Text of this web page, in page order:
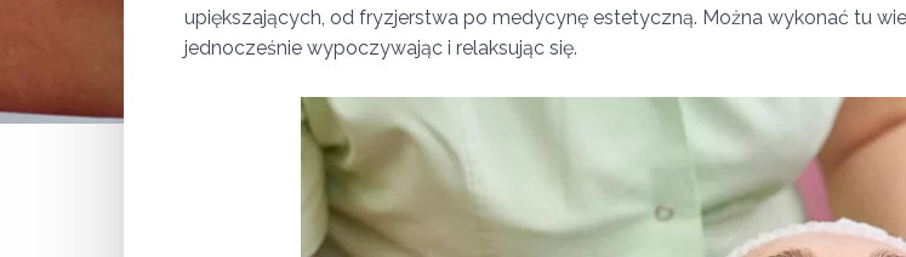
upiększających, od fryzjerstwa po medycynę estetyczną. Można wykonać tu
jednocześnie wypoczywając i relaksując się.